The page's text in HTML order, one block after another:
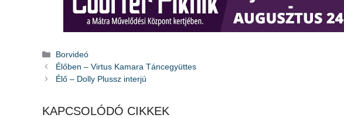
Kategória
Borvideó
Élőben – Virtus Kamara Táncegyüttes
Élő – Dolly Plussz interjú
KAPCSOLÓDÓ CIKKEK